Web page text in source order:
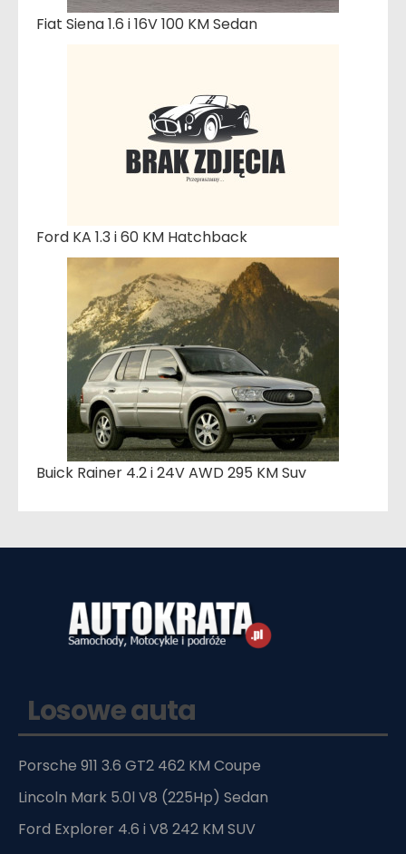
Fiat Siena 1.6 i 16V 100 KM Sedan
Ford KA 1.3 i 60 KM Hatchback
Buick Rainer 4.2 i 24V AWD 295 KM Suv
Losowe auta
Porsche 911 3.6 GT2 462 KM Coupe
Lincoln Mark 5.0l V8 (225Hp) Sedan
Ford Explorer 4.6 i V8 242 KM SUV